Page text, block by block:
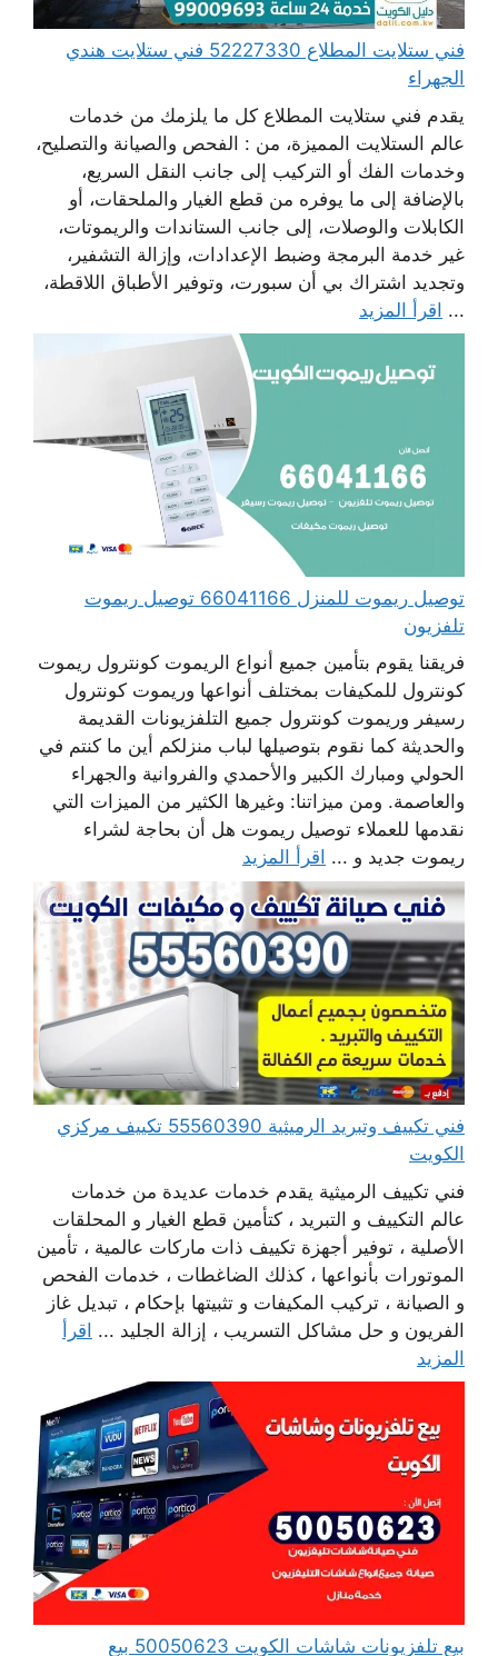
فني ستلايت المطلاع 52227330 فني ستلايت هندي
الجهراء
يقدم فني ستلايت المطلاع كل ما يلزمك من خدمات
عالم الستلايت المميزة، من : الفحص والصيانة والتصليح،
وخدمات الفك أو التركيب إلى جانب النقل السريع،
بالإضافة إلى ما يوفره من قطع الغيار والملحقات، أو
الكابلات والوصلات، إلى جانب الستاندات والريموتات،
غير خدمة البرمجة وضبط الإعدادات، وإزالة التشفير،
وتجديد اشتراك بي أن سبورت، وتوفير الأطباق اللاقطة،
... اقرأ المزيد
توصيل ريموت للمنزل 66041166 توصيل ريموت
تلفزيون
فريقنا يقوم بتأمين جميع أنواع الريموت كونترول ريموت
كونترول للمكيفات بمختلف أنواعها وريموت كونترول
رسيفر وريموت كونترول جميع التلفزيونات القديمة
والحديثة كما نقوم بتوصيلها لباب منزلكم أين ما كنتم في
الحولي ومبارك الكبير والأحمدي والفروانية والجهراء
والعاصمة. ومن ميزاتنا: وغيرها الكثير من الميزات التي
نقدمها للعملاء توصيل ريموت هل أن بحاجة لشراء
ريموت جديد و ... اقرأ المزيد
فني تكييف وتبريد الرميثية 55560390 تكييف مركزي
الكويت
فني تكييف الرميثية يقدم خدمات عديدة من خدمات
عالم التكييف و التبريد ، كتأمين قطع الغيار و المحلقات
الأصلية ، توفير أجهزة تكييف ذات ماركات عالمية ، تأمين
الموتورات بأنواعها ، كذلك الضاغطات ، خدمات الفحص
و الصيانة ، تركيب المكيفات و تثبيتها بإحكام ، تبديل غاز
الفريون و حل مشاكل التسريب ، إزالة الجليد ... اقرأ
المزيد
بيع تلفزيونات شاشات الكويت 50050623 بيع